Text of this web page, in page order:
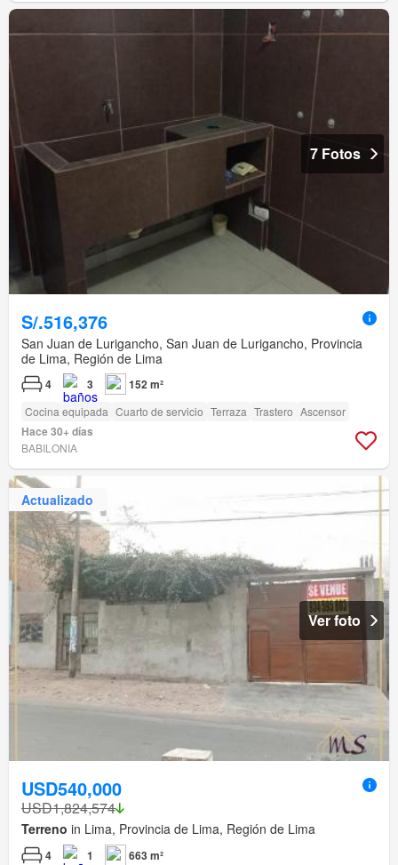
7 Fotos
S/.516,376
San Juan de Lurigancho, San Juan de Lurigancho, Provincia
de Lima, Región de Lima
4 3 152 m²
Cocina equipada Cuarto de servicio Terraza Trastero Ascensor
Hace 30+ días
BABILONIA
Actualizado
Ver foto
USD540,000
USD1,824,574
Terreno in Lima, Provincia de Lima, Región de Lima
4 1
663 m²